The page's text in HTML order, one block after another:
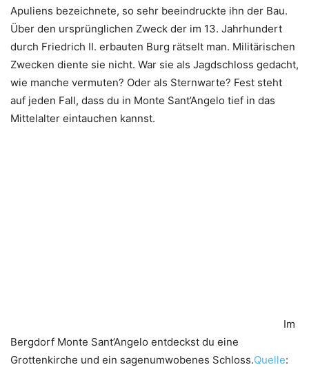
Apuliens bezeichnete, so sehr beeindruckte ihn der Bau.
Über den ursprünglichen Zweck der im 13. Jahrhundert
durch Friedrich II. erbauten Burg rätselt man. Militärischen
Zwecken diente sie nicht. War sie als Jagdschloss gedacht,
wie manche vermuten? Oder als Sternwarte? Fest steht
auf jeden Fall, dass du in Monte Sant’Angelo tief in das
Mittelalter eintauchen kannst.
Im
Bergdorf Monte Sant’Angelo entdeckst du eine
Grottenkirche und ein sagenumwobenes Schloss.Quelle: